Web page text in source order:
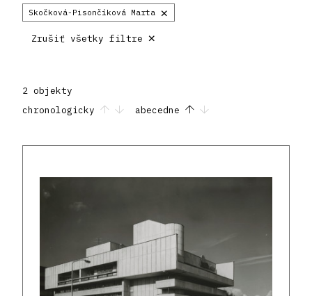
Skočková-Pisončíková Marta ×
Zrušiť všetky filtre ×
2 objekty
chronologicky
abecedne